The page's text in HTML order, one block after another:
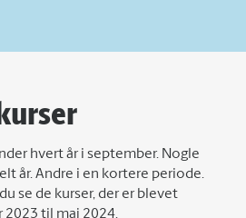
hvert år i september. Nogle
år. Andre i en kortere periode.
se de kurser, der er blevet
2023 til maj 2024.